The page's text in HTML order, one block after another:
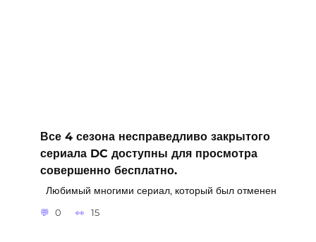
Все 4 сезона несправедливо закрытого
сериала DC доступны для просмотра
совершенно бесплатно.
Любимый многими сериал, который был отменен
0 15